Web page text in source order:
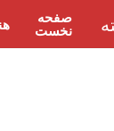
صفحه
نخست